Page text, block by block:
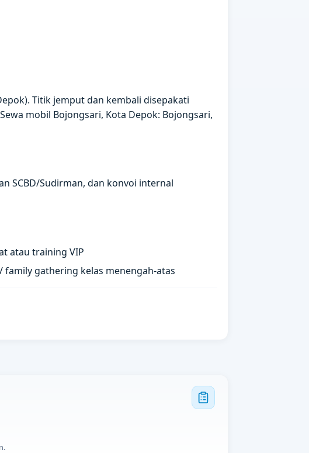
Titik jemput dan kembali disepakati
mobil Bojongsari, Kota Depok: Bojongsari,
SCBD/Sudirman, dan konvoi internal
atau training VIP
family gathering kelas menengah-atas